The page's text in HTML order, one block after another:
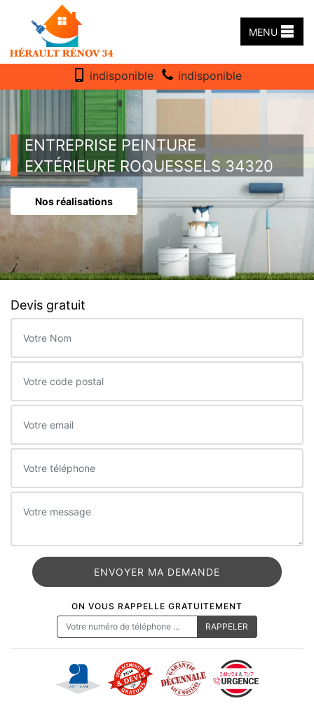
MENU
indisponible indisponible
ENTREPRISE PEINTURE
EXTÉRIEURE ROQUESSELS 34320
Nos réalisations
Devis gratuit
ON VOUS RAPPELLE GRATUITEMENT